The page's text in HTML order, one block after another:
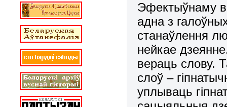
Эфектыўнаму
адна з
станаўлення
нейкае
вераць слову.
слоў –
уплываць